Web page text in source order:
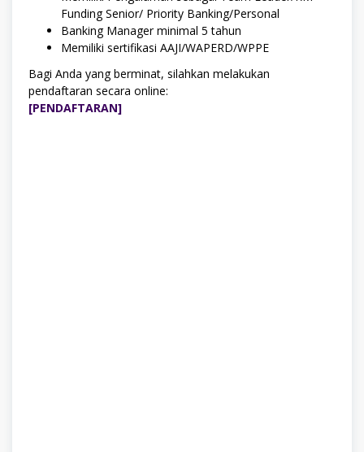
Funding Senior/ Priority Banking/Personal
Banking Manager minimal 5 tahun
Memiliki sertifikasi AAJI/WAPERD/WPPE
Bagi Anda yang berminat, silahkan melakukan
pendaftaran secara online:
[PENDAFTARAN]